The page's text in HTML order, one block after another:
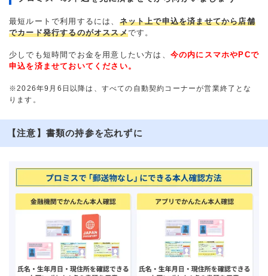
最短ルートで利用するには、 ネット上で申込を済ませてから店舗
でカード発行するのがオススメです。
少しでも短時間でお金を用意したい方は、 今の内にスマホやPCで
申込を済ませておいてください。
※2026年9月6日以降は、すべての自動契約コーナーが営業終了とな
ります。
【注意】書類の持参を忘れずに